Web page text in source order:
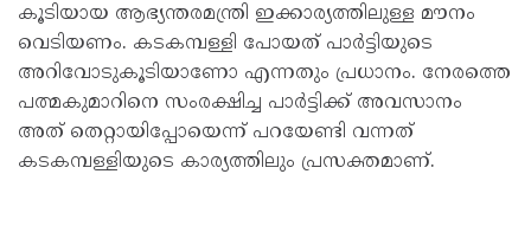
കൂടിയായ ആഭ്യന്തരമന്ത്രി ഇക്കാര്യത്തിലുള്ള മൗനം
വെടിയണം. കടകമ്പള്ളി പോയത് പാർട്ടിയുടെ
അറിവോടുകൂടിയാണോ എന്നതും പ്രധാനം. നേരത്തെ
പത്മകുമാറിനെ സംരക്ഷിച്ച പാർട്ടിക്ക് അവസാനം
അത് തെറ്റായിപ്പോയെന്ന് പറയേണ്ടി വന്നത്
കടകമ്പള്ളിയുടെ കാര്യത്തിലും പ്രസക്തമാണ്.